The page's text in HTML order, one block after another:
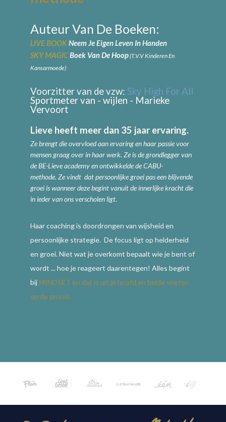
Auteur Van De Boeken:
LIVE BOOKNeem Je Eigen Leven In Handen
SKY MAGICBoek Van De Hoop(t.v.v Kinderen En
Kansarmoede)
Voorzitter van de vzw: Sky High For All
Sportmeter van - wijlen - Marieke
Vervoort
Lieve heeft meer dan 35 jaar ervaring.
Ze brengt die overvloed aan ervaring en haar passie voor
mensen graag over in haar werk. Ze is de grondlegger van
de BE-Lieve academy en ontwikkelde de CABU-
methode. Ze vindt dat persoonlijke groei pas een blijvende
groei is wanneer deze begint vanuit de innerlijke kracht die
in ieder van ons verscholen ligt.
Haar coaching is doordrongen van wijsheid en
persoonlijke strategie. De focus ligt op helderheid
en groei. Niet wat je overkomt bepaalt wie je bent of
wordt ... hoe je reageert daarentegen! Alles begint
bij MINDSET en dat is uit je hoofd en beide voeten
op de grond!